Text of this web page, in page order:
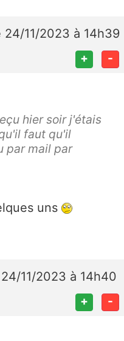
24/11/2023 à 14h39
+ -
hier soir j'étais
faut qu'il
par mail par
uns
11/2023 à 14h40
+ -